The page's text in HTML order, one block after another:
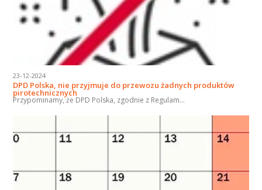
23-12-2024
DPD Polska, nie przyjmuje do przewozu żadnych produktów
pirotechnicznych
Przypominamy, że DPD Polska, zgodnie z Regulam...